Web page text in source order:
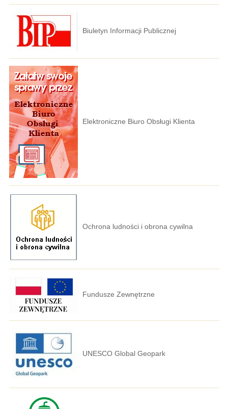
Biuletyn Informacji Publicznej
Elektroniczne Biuro Obsługi Klienta
Ochrona ludności i obrona cywilna
Fundusze Zewnętrzne
UNESCO Global Geopark